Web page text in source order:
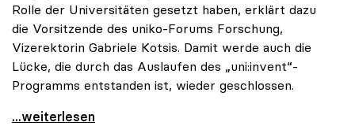
Rolle der Universitäten gesetzt haben, erklärt dazu
die Vorsitzende des uniko-Forums Forschung,
Vizerektorin Gabriele Kotsis. Damit werde auch die
Lücke, die durch das Auslaufen des „uni:invent“-
Programms entstanden ist, wieder geschlossen.
uniko begrüsst Startsignal für
...weiterlesen